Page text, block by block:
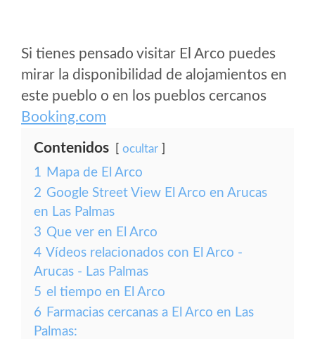
Si tienes pensado visitar El Arco puedes
mirar la disponibilidad de alojamientos en
este pueblo o en los pueblos cercanos
Booking.com
Contenidos ocultar
1 Mapa de El Arco
2 Google Street View El Arco en Arucas
en Las Palmas
3 Que ver en El Arco
4 Vídeos relacionados con El Arco -
Arucas - Las Palmas
5 el tiempo en El Arco
6 Farmacias cercanas a El Arco en Las
Palmas: